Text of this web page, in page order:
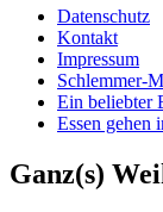
Datenschutz
Kontakt
Impressum
Schlemmer-
Ein beliebter
Essen gehen
Ganz(s)